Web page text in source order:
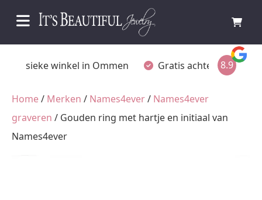
Fysieke winkel in Ommen Gratis achteraf betalen
8.9
Home/ Merken / Names4ever/ Names4ever
graveren / Gouden ring met hartje en initiaal van
Names4ever